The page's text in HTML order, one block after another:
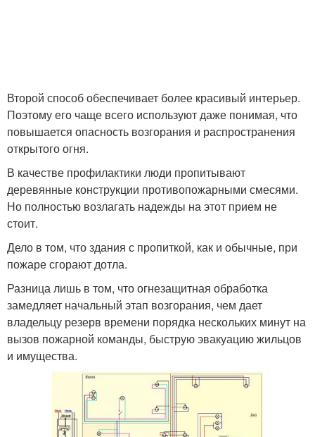
Гофр для проводки
деревянным
конструкциям
Электрики в
деревянном доме
Электрическая
проводка
Проводки в брусовом
доме
Электропроводки в
Электропроводка в
деревянном домике
Провод для открытой
проводки
Наружная проводка
Второй способ обеспечивает более красивый интерьер.
Поэтому его чаще всего используют даже понимая, что
повышается опасность возгорания и распространения
открытого огня.
В качестве профилактики люди пропитывают
деревянные конструкции противопожарными смесями.
Но полностью возлагать надежды на этот прием не
стоит.
Дело в том, что здания с пропиткой, как и обычные, при
пожаре сгорают дотла.
Разница лишь в том, что огнезащитная обработка
замедляет начальный этап возгорания, чем дает
владельцу резерв времени порядка нескольких минут на
вызов пожарной команды, быструю эвакуацию жильцов
и имущества.